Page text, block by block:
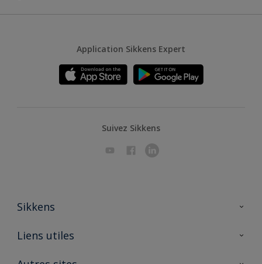
Application Sikkens Expert
Suivez Sikkens
Sikkens
A propos de Sikkens
Liens utiles
Ouvrir un magasin PASS